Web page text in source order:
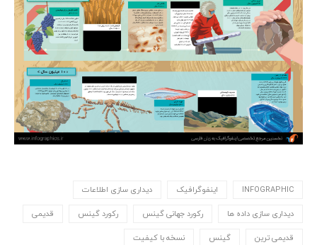
INFOGRAPHIC اینفوگرافیک دیداری سازی اطلاعات
دیداری سازی داده ها رکورد جهانی گینس رکورد گینس قدیمی
قدیمی ترین گینس نسخه با کیفیت